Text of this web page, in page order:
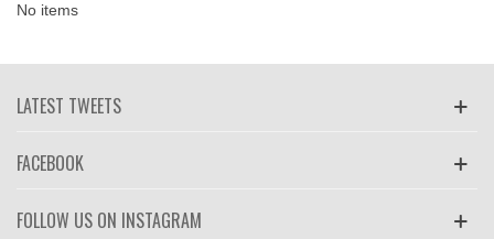
No items
LATEST TWEETS
FACEBOOK
FOLLOW US ON INSTAGRAM